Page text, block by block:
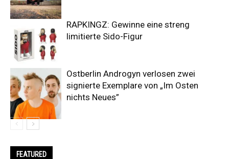
RAPKINGZ: Gewinne eine streng
limitierte Sido-Figur
Ostberlin Androgyn verlosen zwei
signierte Exemplare von „Im Osten
nichts Neues”
FEATURED